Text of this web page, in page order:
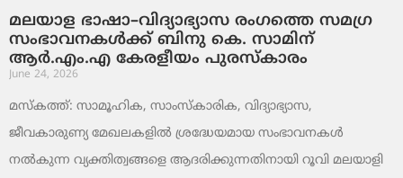
മലയാള ഭാഷാ–വിദ്യാഭ്യാസ രംഗത്തെ സമഗ്ര
സംഭാവനകൾക്ക് ബിനു കെ. സാമിന്
ആർ.എം.എ കേരളീയം പുരസ്‌കാരം
June 24, 2026
മസ്കത്ത്: സാമൂഹിക, സാംസ്‌കാരിക, വിദ്യാഭ്യാസ,
ജീവകാരുണ്യ മേഖലകളിൽ ശ്രദ്ധേയമായ സംഭാവനകൾ
നൽകുന്ന വ്യക്തിത്വങ്ങളെ ആദരിക്കുന്നതിനായി റൂവി മലയാളി